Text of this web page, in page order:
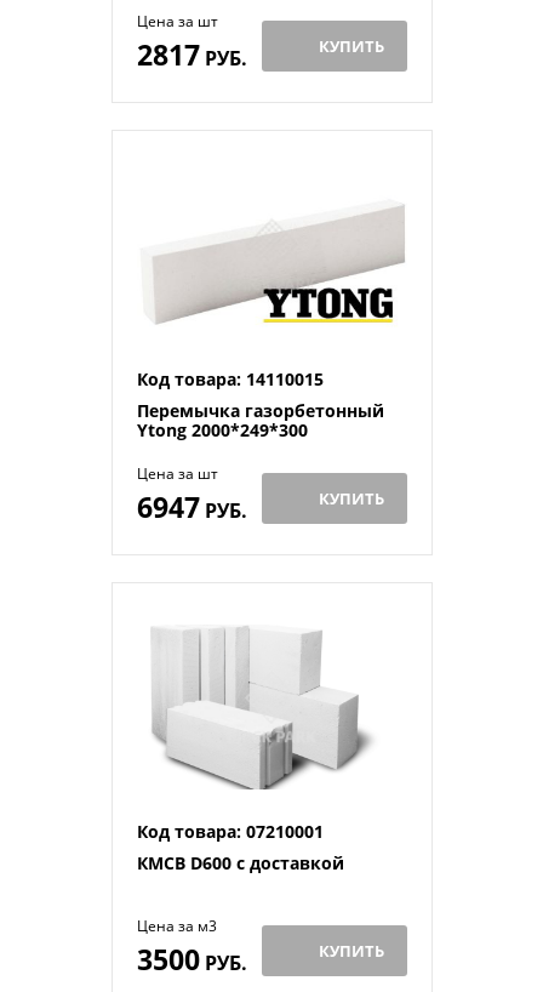
Цена за шт
2817 РУБ. КУПИТЬ
Код товара: 14110015
Перемычка газорбетонный
Ytong 2000*249*300
Цена за шт
6947 РУБ. КУПИТЬ
Код товара: 07210001
КМСВ D600 с доставкой
Цена за м3
3500РУБ. КУПИТЬ